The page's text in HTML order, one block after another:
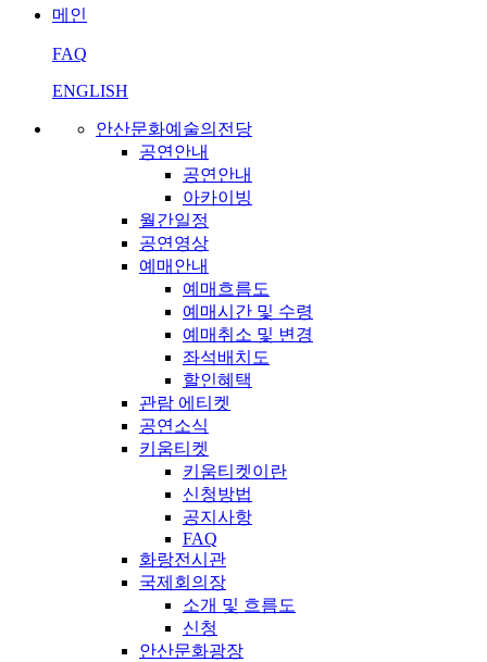
메인
FAQ
ENGLISH
안산문화예술의전당
공연안내
공연안내
아카이빙
월간일정
공연영상
예매안내
예매흐름도
예매시간 및 수령
예매취소 및 변경
좌석배치도
할인혜택
관람 에티켓
공연소식
키움티켓
키움티켓이란
신청방법
공지사항
FAQ
화랑전시관
국제회의장
소개 및 흐름도
신청
안산문화광장